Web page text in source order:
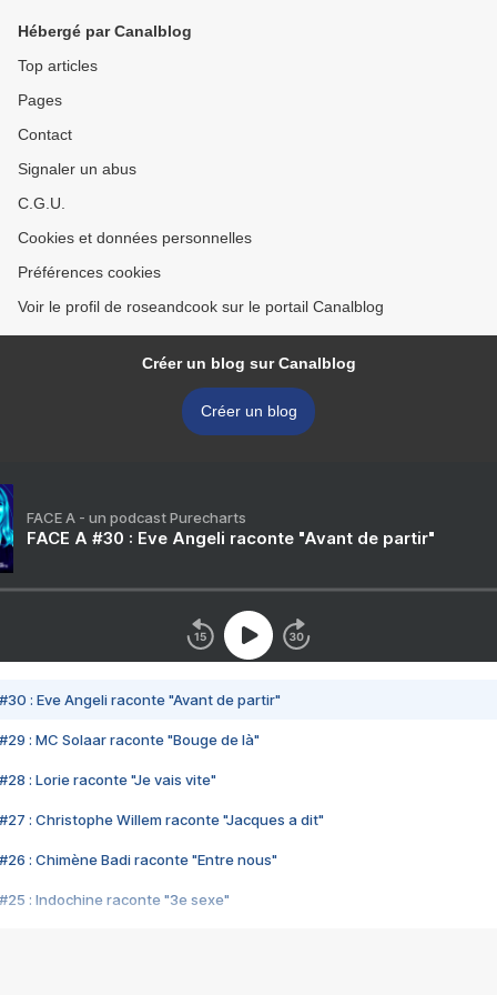
Hébergé par Canalblog
Top articles
Pages
Contact
Signaler un abus
C.G.U.
Cookies et données personnelles
Préférences cookies
Voir le profil de roseandcook sur le portail Canalblog
Créer un blog sur Canalblog
Créer un blog
FACE A - un podcast Purecharts
FACE A #30 : Eve Angeli raconte "Avant de partir"
#30 : Eve Angeli raconte "Avant de partir"
#29 : MC Solaar raconte "Bouge de là"
#28 : Lorie raconte "Je vais vite"
#27 : Christophe Willem raconte "Jacques a dit"
#26 : Chimène Badi raconte "Entre nous"
#25 : Indochine raconte "3e sexe"